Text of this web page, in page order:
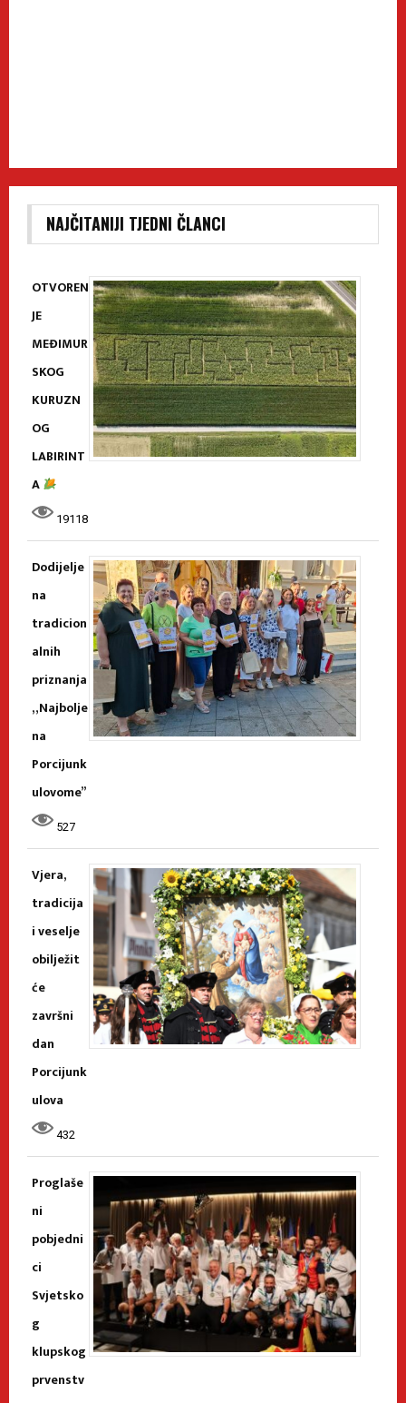
NAJČITANIJI TJEDNI ČLANCI
OTVOREN
JE
MEĐIMUR
SKOG
KURUZN
OG
LABIRINT
A
19118
Dodijelje
na
tradicion
alnih
priznanja
„Najbolje
na
Porcijunk
ulovome”
527
Vjera,
tradicija
i veselje
obilježit
će
završni
dan
Porcijunk
ulova
432
Proglaše
ni
pobjedni
ci
Svjetsko
g
klupskog
prvenstv